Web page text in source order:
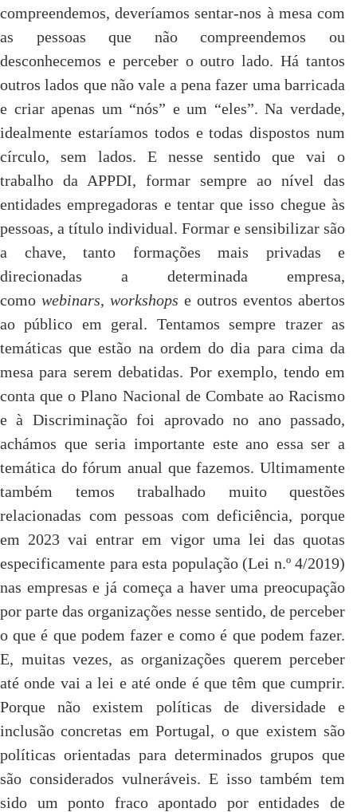
compreendemos, deveríamos sentar-nos à mesa com
as pessoas que não compreendemos ou
desconhecemos e perceber o outro lado. Há tantos
outros lados que não vale a pena fazer uma barricada
e criar apenas um “nós” e um “eles”. Na verdade,
idealmente estaríamos todos e todas dispostos num
círculo, sem lados. E nesse sentido que vai o
trabalho da APPDI, formar sempre ao nível das
entidades empregadoras e tentar que isso chegue às
pessoas, a título individual. Formar e sensibilizar são
a chave, tanto formações mais privadas e
direcionadas a determinada empresa,
como webinars, workshops e outros eventos abertos
ao público em geral. Tentamos sempre trazer as
temáticas que estão na ordem do dia para cima da
mesa para serem debatidas. Por exemplo, tendo em
conta que o Plano Nacional de Combate ao Racismo
e à Discriminação foi aprovado no ano passado,
achámos que seria importante este ano essa ser a
temática do fórum anual que fazemos. Ultimamente
também temos trabalhado muito questões
relacionadas com pessoas com deficiência, porque
em 2023 vai entrar em vigor uma lei das quotas
especificamente para esta população (Lei n.º 4/2019)
nas empresas e já começa a haver uma preocupação
por parte das organizações nesse sentido, de perceber
o que é que podem fazer e como é que podem fazer.
E, muitas vezes, as organizações querem perceber
até onde vai a lei e até onde é que têm que cumprir.
Porque não existem políticas de diversidade e
inclusão concretas em Portugal, o que existem são
políticas orientadas para determinados grupos que
são considerados vulneráveis. E isso também tem
sido um ponto fraco apontado por entidades de